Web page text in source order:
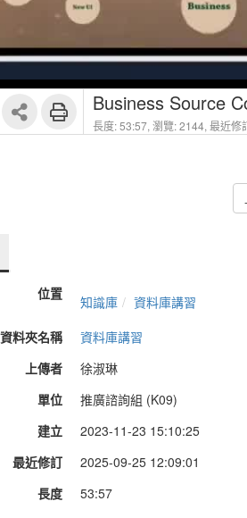
Business Source
長度: 53:57, 瀏覽: 2144, 最近修
位置 知識庫
資料庫講習
資料夾名稱
資料庫講習
上傳者
徐淑琳
單位
推廣諮詢組 (K09)
建立
2023-11-23 15:10:25
最近修訂
2025-09-25 12:09:01
長度
53:57